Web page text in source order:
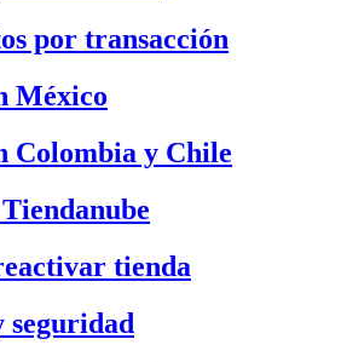
por transacción
México
Colombia y Chile
tienda
seguridad